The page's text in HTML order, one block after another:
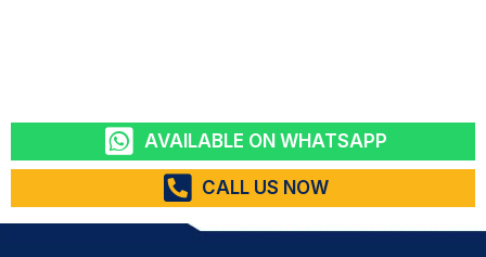
AVAILABLE ON WHATSAPP
CALL US NOW